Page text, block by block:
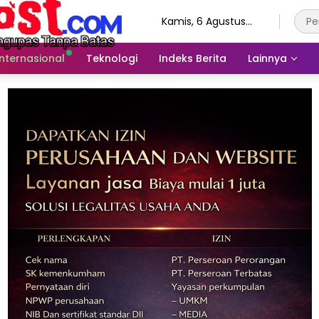
Kamis, 6 Agustus
Teknologi Indeks Berita Lainnya